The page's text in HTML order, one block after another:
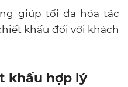
giúp tối đa hóa tác
khấu đối với khách
khấu hợp lý